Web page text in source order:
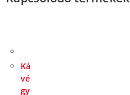
Ká
vé
gy